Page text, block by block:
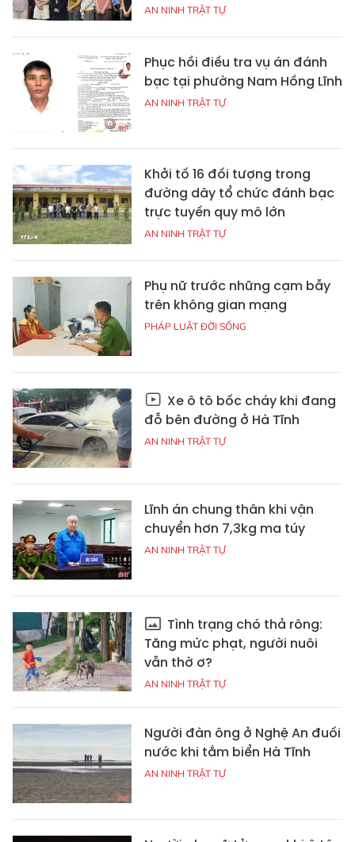
AN NINH TRẬT TỰ
Phục hồi điều tra vụ án đánh
bạc tại phường Nam Hồng Lĩnh
AN NINH TRẬT TỰ
Khởi tố 16 đối tượng trong
đường dây tổ chức đánh bạc
trực tuyến quy mô lớn
AN NINH TRẬT TỰ
Phụ nữ trước những cạm bẫy
trên không gian mạng
PHÁP LUẬT ĐỜI SỐNG
Xe ô tô bốc cháy khi đang
đỗ bên đường ở Hà Tĩnh
AN NINH TRẬT TỰ
Lĩnh án chung thân khi vận
chuyển hơn 7,3kg ma túy
AN NINH TRẬT TỰ
Tình trạng chó thả rông:
Tăng mức phạt, người nuôi
vẫn thờ ơ?
AN NINH TRẬT TỰ
Người đàn ông ở Nghệ An đuối
nước khi tắm biển Hà Tĩnh
AN NINH TRẬT TỰ